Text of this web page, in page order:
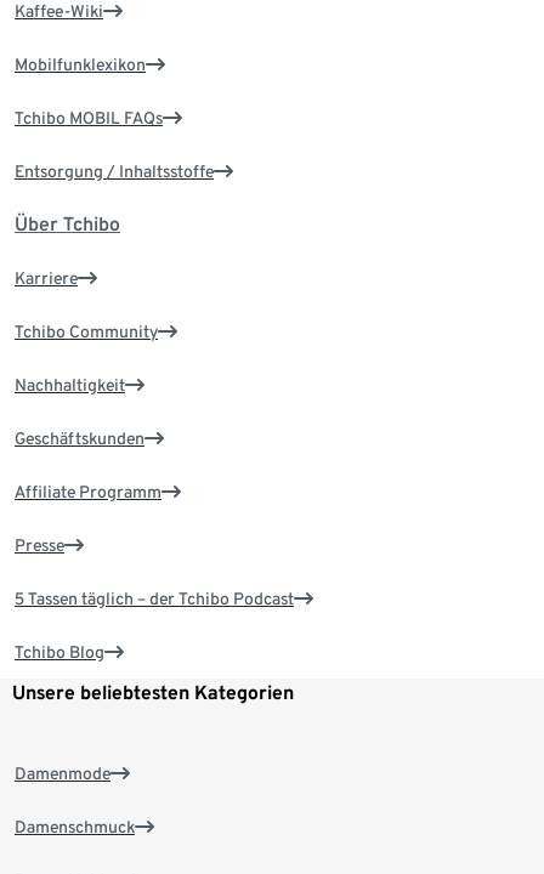
Kaffee-Wiki
Mobilfunklexikon
Tchibo MOBIL FAQs
Entsorgung / Inhaltsstoffe
Über Tchibo
Karriere
Tchibo Community
Nachhaltigkeit
Geschäftskunden
Affiliate Programm
Presse
5 Tassen täglich – der Tchibo Podcast
Tchibo Blog
Unsere beliebtesten Kategorien
Damenmode
Damenschmuck